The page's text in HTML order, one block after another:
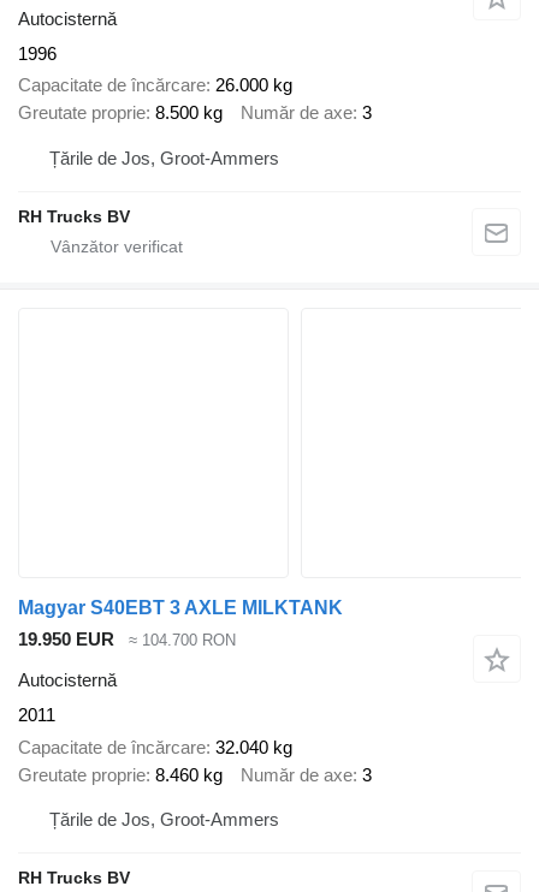
Autocisternă
1996
Capacitate de încărcare 26.000 kg
Greutate proprie 8.500 kg Număr de axe 3
Țările de Jos, Groot-Ammers
RH Trucks BV
Magyar S40EBT 3 AXLE MILKTANK
19.950 EUR
≈ 104.700 RON
Autocisternă
2011
Capacitate de încărcare 32.040 kg
Greutate proprie 8.460 kg Număr de axe 3
Țările de Jos, Groot-Ammers
RH Trucks BV